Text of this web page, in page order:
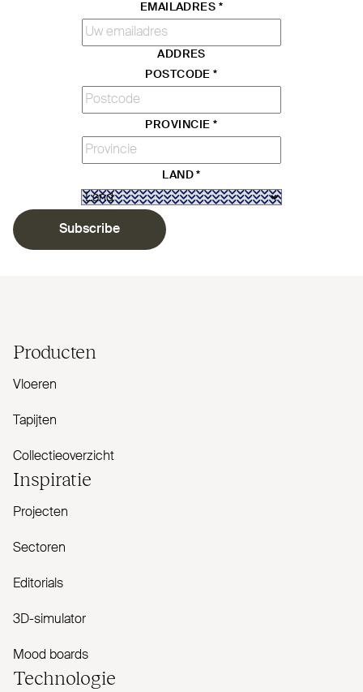
EMAILADRES *
ADDRES
POSTCODE*
PROVINCIE*
LAND*
Subscribe
Producten
Vloeren
Tapijten
Collectieoverzicht
Inspiratie
Projecten
Sectoren
Editorials
3D-simulator
Mood boards
Tech­nologie